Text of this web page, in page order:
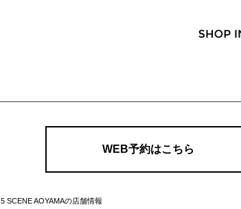
WEB予約はこちら
5 SCENE AOYAMAの店舗情報